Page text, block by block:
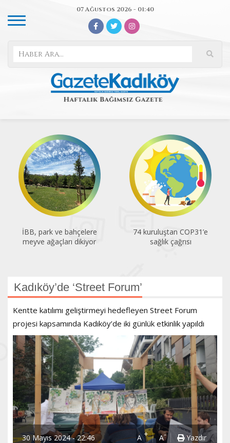
07 Ağustos 2026 - 01:40
74 kuruluştan COP31’e
sağlık çağrısı
Temiz Hava Hakkı
Platformu’ndan PM2,5
Kadıköy’de ‘Street Forum’
Kentte katılımı geliştirmeyi hedefleyen Street Forum
projesi kapsamında Kadıköy’de iki günlük etkinlik yapıldı
30 Mayıs 2024 - 22:46 A+ A- Yazdır